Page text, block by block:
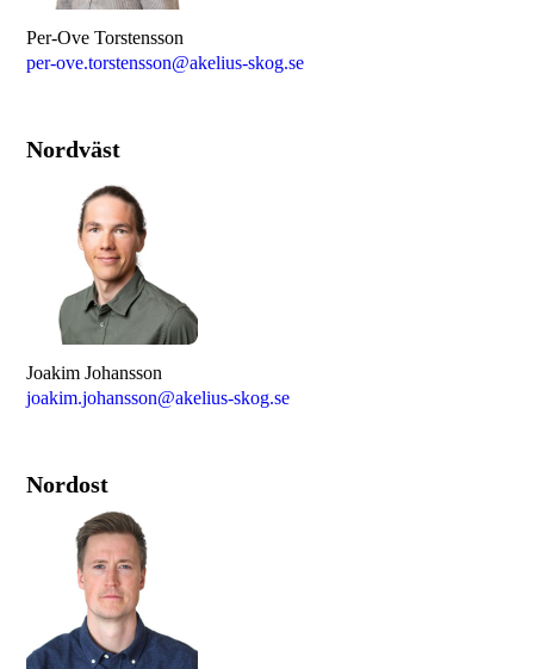
Per-Ove Torstensson
per-ove.torstensson@akelius-skog.se
Nordväst
Joakim Johansson
joakim.johansson@akelius-skog.se
Nordost